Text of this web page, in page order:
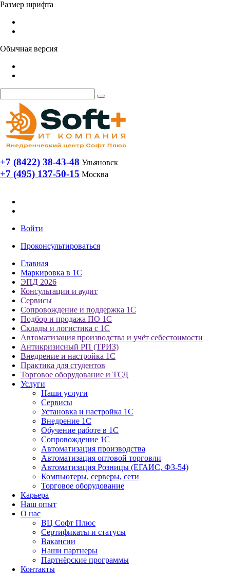
Размер шрифта
Обычная версия
+7 (8422) 38-43-48 Ульяновск
+7 (495) 137-50-15 Москва
Войти
Проконсультироваться
Главная
Маркировка в 1С
ЭПД 2026
Консультации и аудит
Сервисы
Сопровождение и поддержка 1С
Подбор и продажа ПО 1С
Склады и логистика с 1С
Автоматизация производства и учёт себестоимости
Антикризисный РП (ТРИЗ)
Внедрение и настройка 1С
Практика для студентов
Торговое оборудование и ТСД
Услуги
Наши услуги
Сервисы
Установка и настройка 1С
Внедрение 1С
Обучение работе в 1С
Сопровождение 1С
Автоматизация производства
Автоматизация оптовой торговли
Автоматизация Розницы (ЕГАИС, ФЗ-54)
Компьютеры, серверы, сети
Торговое оборудование
Карьера
Наш опыт
О нас
ВЦ Софт Плюс
Сертификаты и статусы
Вакансии
Наши партнеры
Партнёрские программы
Контакты